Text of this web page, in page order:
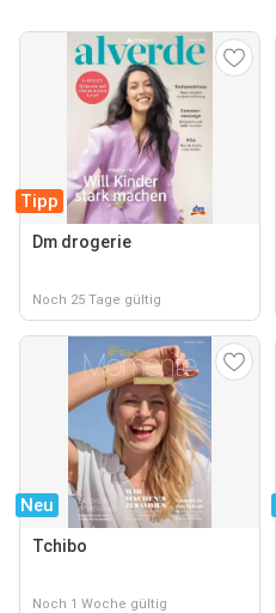
Tipp
Dm drogerie
Noch 25 Tage gültig
Neu
Tchibo
Noch 1 Woche gültig